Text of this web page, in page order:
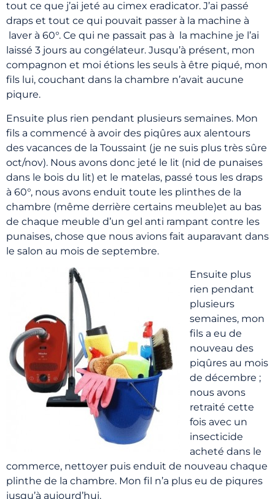
tout ce que j’ai jeté au cimex eradicator. J’ai passé
draps et tout ce qui pouvait passer à la machine à
laver à 60°. Ce qui ne passait pas à la machine je l’ai
laissé 3 jours au congélateur. Jusqu’à présent, mon
compagnon et moi étions les seuls à être piqué, mon
fils lui, couchant dans la chambre n’avait aucune
piqure.
Ensuite plus rien pendant plusieurs semaines. Mon
fils a commencé à avoir des piqûres aux alentours
des vacances de la Toussaint (je ne suis plus très sûre
oct/nov). Nous avons donc jeté le lit (nid de punaises
dans le bois du lit) et le matelas, passé tous les draps
à 60°, nous avons enduit toute les plinthes de la
chambre (même derrière certains meuble)et au bas
de chaque meuble d’un gel anti rampant contre les
punaises, chose que nous avions fait auparavant dans
le salon au mois de septembre.
Ensuite plus
rien pendant
plusieurs
semaines, mon
fils a eu de
nouveau des
piqûres au mois
de décembre ;
nous avons
retraité cette
fois avec un
insecticide
acheté dans le
commerce, nettoyer puis enduit de nouveau chaque
plinthe de la chambre. Mon fil n’a plus eu de piqures
jusqu’à aujourd’hui.